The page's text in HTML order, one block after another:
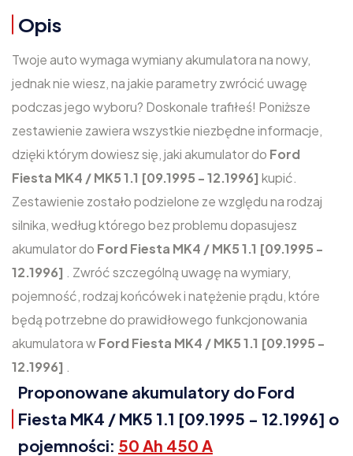
Opis
Twoje auto wymaga wymiany akumulatora na nowy,
jednak nie wiesz, na jakie parametry zwrócić uwagę
podczas jego wyboru? Doskonale trafiłeś! Poniższe
zestawienie zawiera wszystkie niezbędne informacje,
dzięki którym dowiesz się, jaki akumulator do Ford
Fiesta MK4 / MK5 1.1 [09.1995 - 12.1996] kupić.
Zestawienie zostało podzielone ze względu na rodzaj
silnika, według którego bez problemu dopasujesz
akumulator do Ford Fiesta MK4 / MK5 1.1 [09.1995 -
12.1996] . Zwróć szczególną uwagę na wymiary,
pojemność, rodzaj końcówek i natężenie prądu, które
będą potrzebne do prawidłowego funkcjonowania
akumulatora wFord Fiesta MK4 / MK5 1.1 [09.1995 -
12.1996] .
Proponowane akumulatory do Ford
Fiesta MK4 / MK5 1.1 [09.1995 - 12.1996] o
pojemności: 50 Ah 450 A